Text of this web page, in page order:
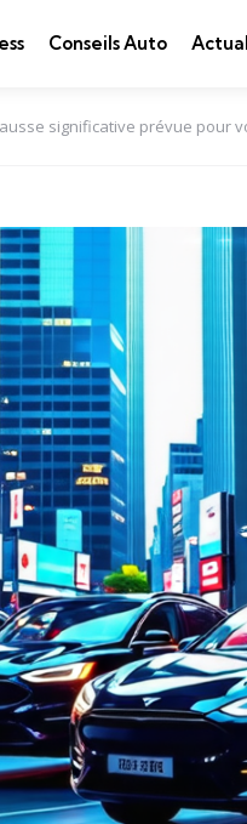
Conseils Auto
significative prévue pour